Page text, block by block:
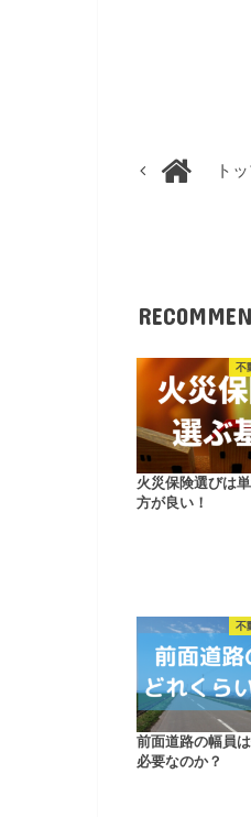
ト
不
火災保険選びは
方が良い！
不
前面道路の幅員
必要なのか？